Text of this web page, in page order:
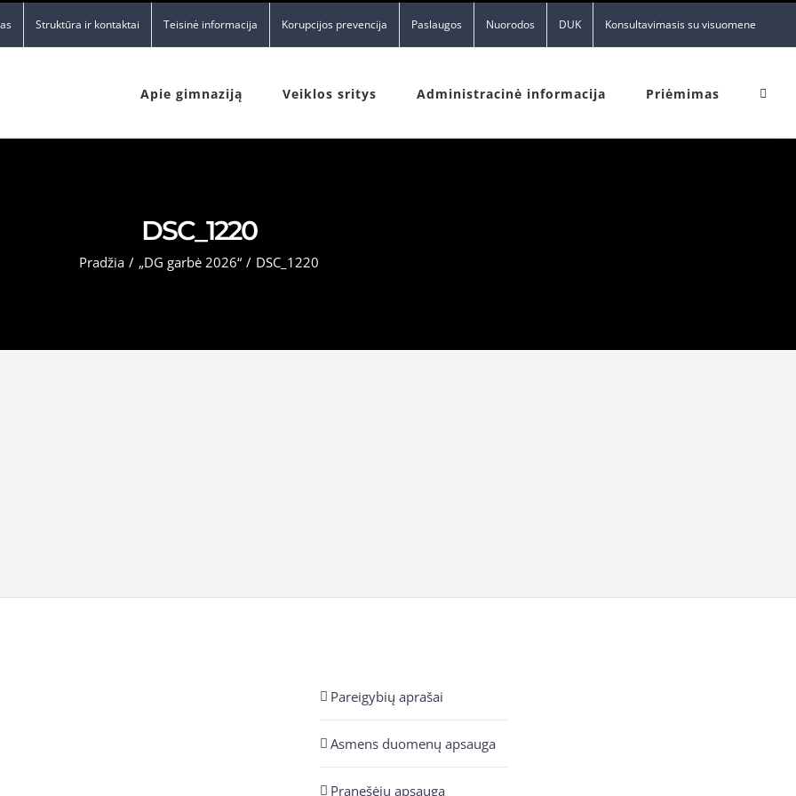
Struktūra ir kontaktai Teisinė informacija Korupcijos prevencija Paslaugos Nuorodos DUK Konsultavimasis su visuomene
Apie gimnaziją Veiklos sritys Administracinė informacija Priėmimas
DSC_1220
Pradžia / „DG garbė 2026“ / DSC_1220
Pareigybių aprašai
Asmens duomenų apsauga
Pranešėjų apsauga